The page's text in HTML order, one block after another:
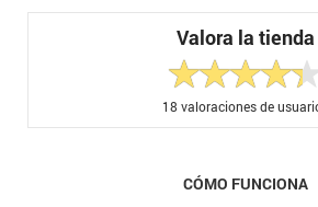
Valora la tienda
18 valoraciones de
CÓMO FUNCIONA